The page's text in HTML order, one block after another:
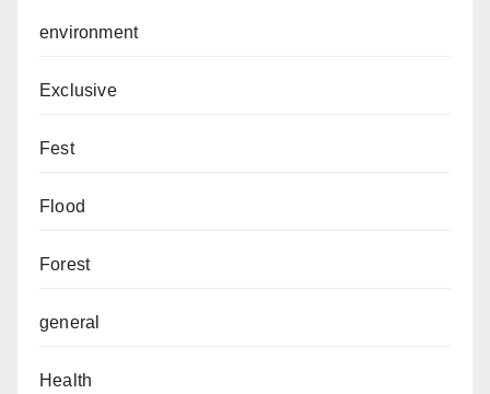
environment
Exclusive
Fest
Flood
Forest
general
Health